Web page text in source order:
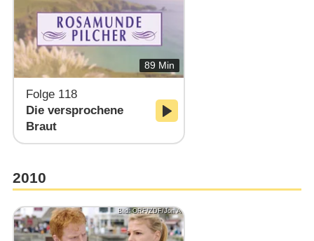
89 Min
Folge 118
Die versprochene
Braut
2010
Bild: ORF/ZDF/Jon A